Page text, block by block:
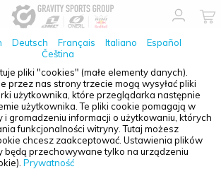
Deutsch Français Italiano
Español
Čeština
pliki "cookies" (małe elementy danych).
przez nas strony trzecie mogą wysyłać pliki
użytkownika, które przeglądarka następnie
użytkownika. Te pliki cookie pomagają w
i gromadzeniu informacji o użytkowaniu, których
funkcjonalności witryny. Tutaj możesz
chcesz zaakceptować. Ustawienia plików
będą przechowywane tylko na urządzeniu
Prywatność
- TRANSPORT